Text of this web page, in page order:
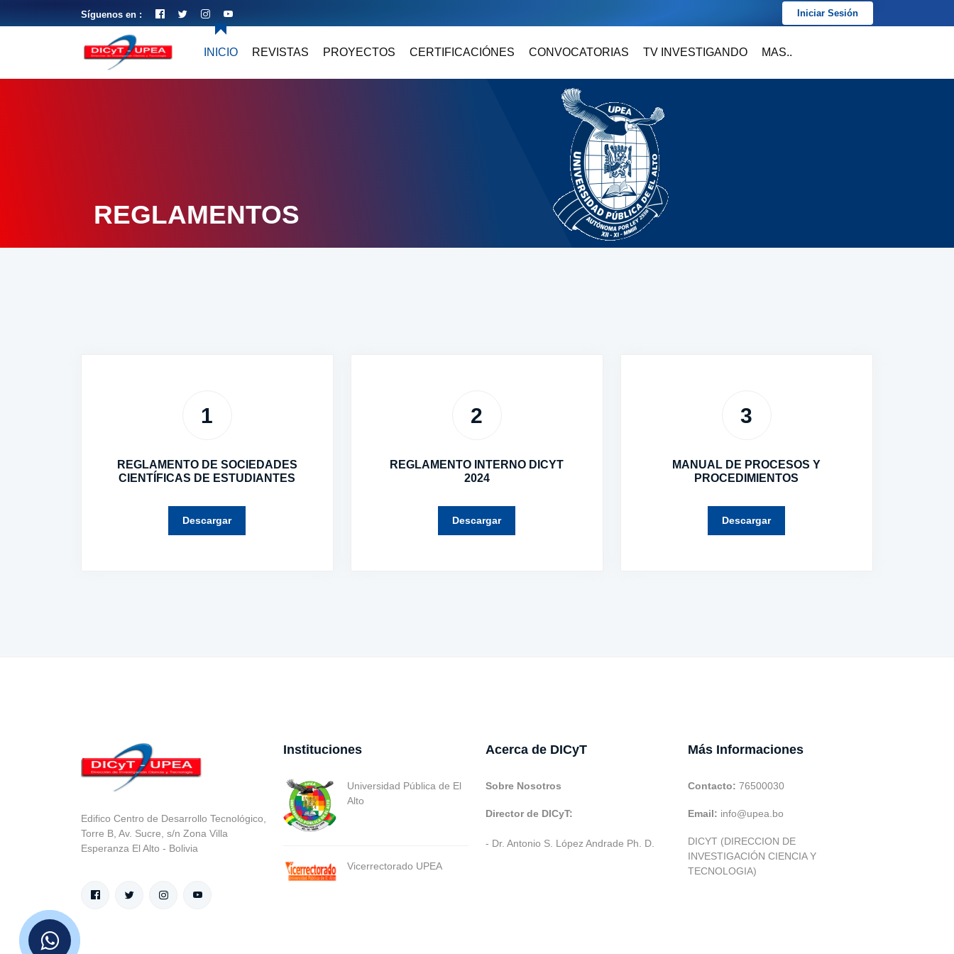
Síguenos en : Iniciar Sesión
INICIO REVISTAS PROYECTOS CERTIFICACIÓNES CONVOCATORIAS TV INVESTIGANDO MAS..
REGLAMENTOS
1
REGLAMENTO DE SOCIEDADES
CIENTÍFICAS DE ESTUDIANTES
Descargar
2
REGLAMENTO INTERNO DICYT
2024
Descargar
3
MANUAL DE PROCESOS Y
PROCEDIMIENTOS
Descargar
Edifico Centro de Desarrollo Tecnológico,
Torre B, Av. Sucre, s/n Zona Villa
Esperanza El Alto - Bolivia
Instituciones
Universidad Pública de El
Alto
Vicerrectorado UPEA
Acerca de DICyT
Sobre Nosotros
Director de DICyT:
- Dr. Antonio S. López Andrade Ph. D.
Más Informaciones
Contacto: 76500030
Email: info@upea.bo
DICYT (DIRECCION DE
INVESTIGACIÓN CIENCIA Y
TECNOLOGIA)